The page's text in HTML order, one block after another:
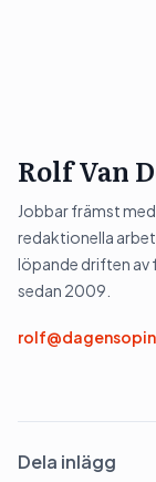
Rolf Van
Jobbar främst
redaktionella
löpande driften av
sedan 2009.
Dela inlägg